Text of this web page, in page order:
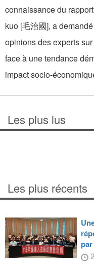
connaissance du
kuo [毛治國], a
opinions des experts
face à une tendance
impact socio-
Les plus lus
Les plus récents